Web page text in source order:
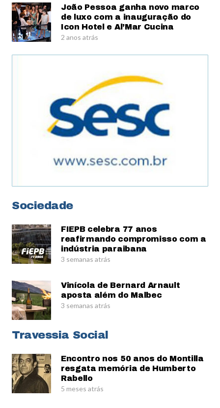
João Pessoa ganha novo marco
de luxo com a inauguração do
Icon Hotel e Al’Mar Cucina
2 anos atrás
Sociedade
FIEPB celebra 77 anos
reafirmando compromisso com a
indústria paraibana
3 semanas atrás
Vinícola de Bernard Arnault
aposta além do Malbec
3 semanas atrás
Travessia Social
Encontro nos 50 anos do Montilla
resgata memória de Humberto
Rabello
5 meses atrás